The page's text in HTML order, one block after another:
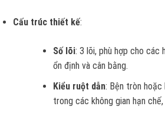
Cấu trúc thiết kế:
Số lõi: 3 lõi, phù hợp cho các
ổn định và cân bằng.
Kiểu ruột dẫn: Bện tròn
trong các không gian hạn